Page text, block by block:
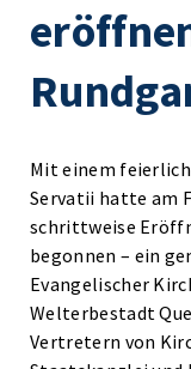
Mit einem
Servatii hatte am
schrittweise
begonnen – ein
Evangelischer
Welterbestadt
Vertretern von